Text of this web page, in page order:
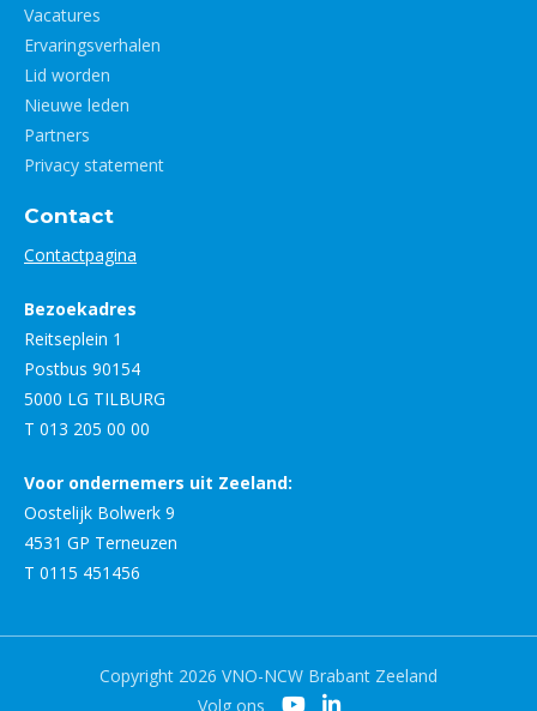
Vacatures
Ervaringsverhalen
Lid worden
Nieuwe leden
Partners
Privacy statement
Contact
Contactpagina
Bezoekadres
Reitseplein 1
Postbus 90154
5000 LG TILBURG
T 013 205 00 00
Voor ondernemers uit Zeeland:
Oostelijk Bolwerk 9
4531 GP Terneuzen
T 0115 451456
Copyright 2026 VNO-NCW Brabant Zeeland
Volg ons